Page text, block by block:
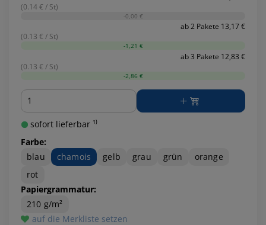
(0.14 € / St)
-0,00 €
ab 2 Pakete 13,17 €
(0.13 € / St)
-1,21 €
ab 3 Pakete 12,83 €
(0.13 € / St)
-2,86 €
Menge
sofort lieferbar ¹⁾
Farbe:
blau
chamois gelb grau grün
orange
rot
Papiergrammatur:
210 g/m²
auf die Merkliste setzen